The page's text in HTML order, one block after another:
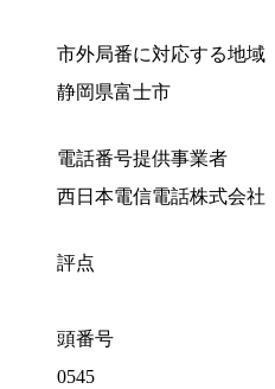
市外局番に対応する地域
静岡県富士市
電話番号提供事業者
西日本電信電話株式会社
評点
頭番号
0545